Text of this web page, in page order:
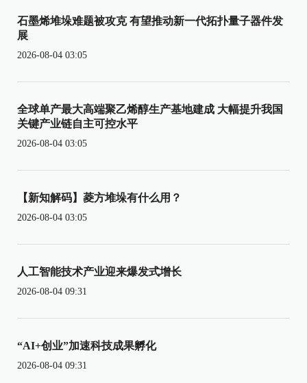
石墨烯堆垛难题被攻克 有望推动新一代拓扑量子器件发
展
2026-08-04 03:05
全球单产最大高端聚乙烯醇生产基地建成 大幅提升我国
关键产业链自主可控水平
2026-08-04 03:05
【新知解码】菱方堆垛有什么用？
2026-08-04 03:05
人工智能技术产业迎来爆发式增长
2026-08-04 09:31
“AI+创业”加速科技成果孵化
2026-08-04 09:31